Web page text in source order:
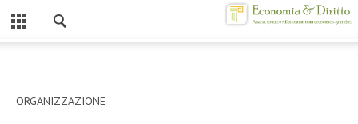
CHI SIAMO
ORGANIZZAZIONE